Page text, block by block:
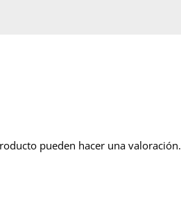
pueden hacer una valoración.